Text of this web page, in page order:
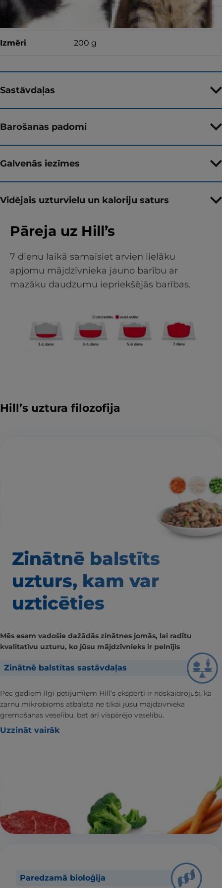
Izmēri 200 g
Sastāvdaļas
Barošanas padomi
Galvenās iezīmes
Vidējais uzturvielu un kaloriju saturs
Pāreja uz Hill’s
7 dienu laikā samaisiet arvien lielāku
apjomu mājdzīvnieka jauno barību ar
mazāku daudzumu iepriekšējās barības.
Hill’s uztura filozofija
Zinātnē balstīts
uzturs, kam var
uzticēties
Mēs esam vadošie dažādās zinātnes jomās, lai radītu
kvalitatīvu uzturu, ko jūsu mājdzīvnieks ir pelnījis
Zinātnē balstītas sastāvdaļas
Pēc gadiem ilgi pētījumiem Hill’s eksperti ir noskaidrojuši, ka
zarnu mikrobioms atbalsta ne tikai jūsu mājdzīvnieka
gremošanas veselību, bet arī vispārējo veselību.
Uzzināt vairāk
Paredzamā bioloģija